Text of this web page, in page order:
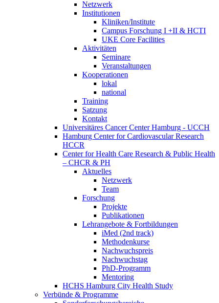
Netzwerk
Institutionen
Kliniken/Institute
Campus Forschung I +II & HCTI
UKE Core Facilities
Aktivitäten
Seminare
Veranstaltungen
Kooperationen
lokal
national
Training
Satzung
Kontakt
Universitäres Cancer Center Hamburg - UCCH
Hamburg Center for Cardiovascular Research
HCCR
Center for Health Care Research & Public Health
– CHCR & PH
Aktuelles
Netzwerk
Team
Forschung
Projekte
Publikationen
Lehrangebote & Fortbildungen
iMed (2nd track)
Methodenkurse
Nachwuchspreis
Nachwuchstag
PhD-Programm
Mentoring
HCHS Hamburg City Health Study
Verbünde & Programme